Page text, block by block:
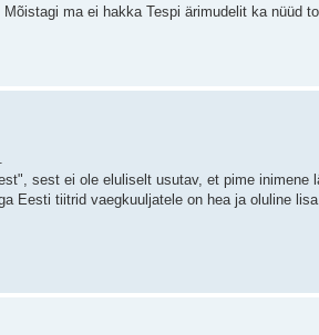
Mõistagi ma ei hakka Tespi ärimudelit ka nüüd
sest ei ole eluliselt usutav, et pime inimene
Eesti tiitrid vaegkuuljatele on hea ja oluline